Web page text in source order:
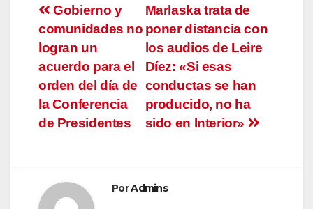
Navegación
de
entradas
Marlaska trata de
poner distancia con
los audios de Leire
Díez: «Si esas
conductas se han
producido, no ha
sido en Interior»
Gobierno y
comunidades no
logran un
acuerdo para el
orden del día de
la Conferencia
de Presidentes
PorAdmins